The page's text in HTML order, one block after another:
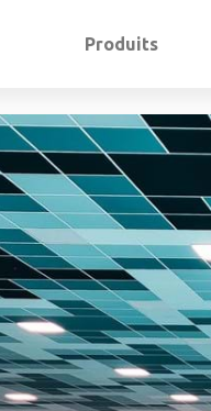
Produits